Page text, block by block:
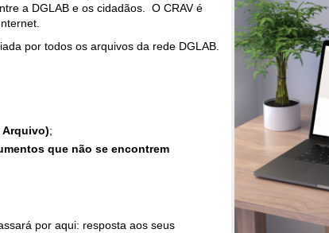
a DGLAB e os cidadãos. O CRAV é
por todos os arquivos da rede DGLAB.
;
que não se encontrem
por aqui: resposta aos seus